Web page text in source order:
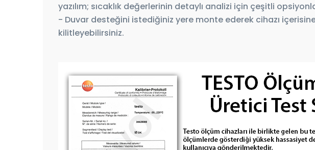
yazılım; sıcaklık değerlerinin detaylı analizi için çeşitli
- Duvar desteğini istediğiniz yere monte ederek cihazı
kilitleyebilirsiniz.